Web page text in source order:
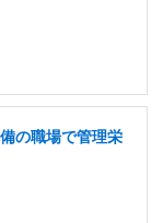
の職場で管理栄